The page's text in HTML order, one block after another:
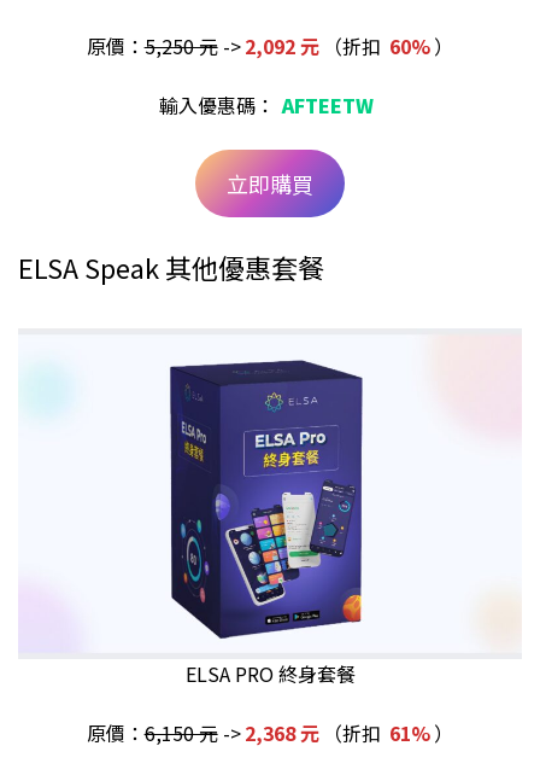
原價：5,250 元->2,092 元 （折扣 60%）
輸入優惠碼： AFTEETW
立即購買
ELSA Speak 其他優惠套餐
ELSA PRO 終身套餐
原價：6,150 元->2,368 元 （折扣 61%）